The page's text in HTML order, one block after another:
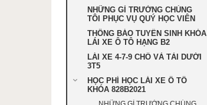
NHỮNG GÌ TRƯỜNG CHÚNG
TÔI PHỤC VỤ QUÝ HỌC VIÊN
THÔNG BÁO TUYỂN SINH KHÓA
LÁI XE Ô TÔ HẠNG B2
LÁI XE 4-7-9 CHỔ VÀ TẢI DƯỚI
3T5
HỌC PHÍ HỌC LÁI XE Ô TÔ
KHÓA 828B2021